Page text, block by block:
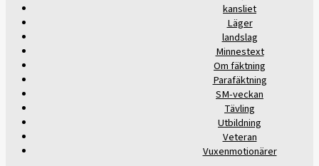
kansliet
Läger
landslag
Minnestext
Om fäktning
Parafäktning
SM-veckan
Tävling
Utbildning
Veteran
Vuxenmotionärer